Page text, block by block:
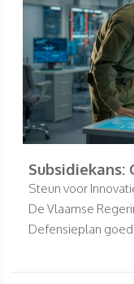
Subsidiekans:
Steun voor
De Vlaamse
Defensieplan